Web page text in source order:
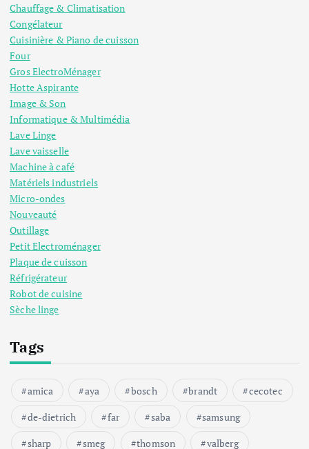
Chauffage & Climatisation
Congélateur
Cuisinière & Piano de cuisson
Four
Gros ElectroMénager
Hotte Aspirante
Image & Son
Informatique & Multimédia
Lave Linge
Lave vaisselle
Machine à café
Matériels industriels
Micro-ondes
Nouveauté
Outillage
Petit Electroménager
Plaque de cuisson
Réfrigérateur
Robot de cuisine
Sèche linge
Tags
amica aya bosch brandt
cecotec
de-dietrich
far saba
samsung
sharp
smeg thomson
valberg